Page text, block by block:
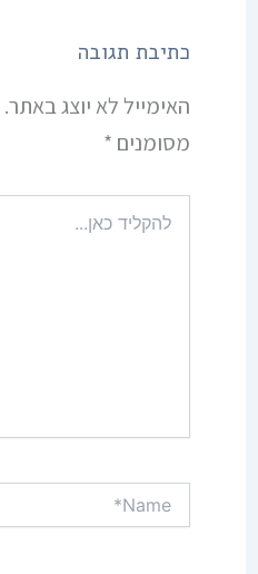
כתיבת תגובה
האימייל לא יוצג באתר.
מסומנים *
כאן...